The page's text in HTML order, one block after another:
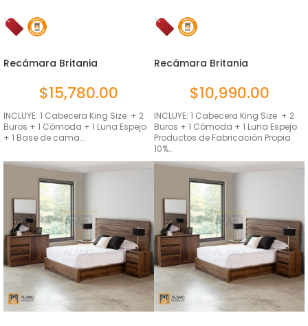
Recámara Britania
$15,780.00
INCLUYE: 1 Cabecera King Size + 2
Buros + 1 Cómoda + 1 Luna Espejo
+ 1 Base de cama…
Recámara Britania
$10,990.00
INCLUYE: 1 Cabecera King Size + 2
Buros + 1 Cómoda + 1 Luna Espejo
Productos de Fabricación Propia
10%…